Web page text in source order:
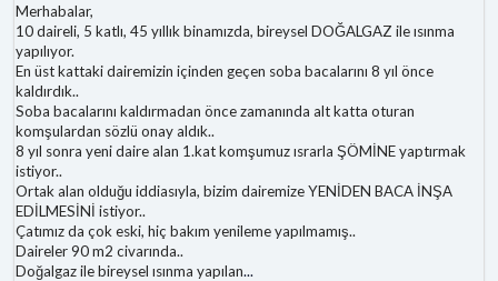
Merhabalar,
10 daireli, 5 katlı, 45 yıllık binamızda, bireysel DOĞALGAZ ile ısınma
yapılıyor.
En üst kattaki dairemizin içinden geçen soba bacalarını 8 yıl önce
kaldırdık..
Soba bacalarını kaldırmadan önce zamanında alt katta oturan
komşulardan sözlü onay aldık..
8 yıl sonra yeni daire alan 1.kat komşumuz ısrarla ŞÖMİNE yaptırmak
istiyor..
Ortak alan olduğu iddiasıyla, bizim dairemize YENİDEN BACA İNŞA
EDİLMESİNİ istiyor..
Çatımız da çok eski, hiç bakım yenileme yapılmamış..
Daireler 90 m2 civarında..
Doğalgaz ile bireysel ısınma yapılan...